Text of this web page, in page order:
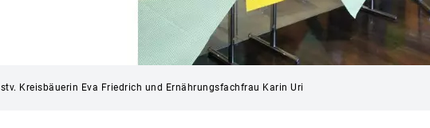
stv. Kreisbäuerin Eva Friedrich und Ernährungsfachfrau Karin Uri